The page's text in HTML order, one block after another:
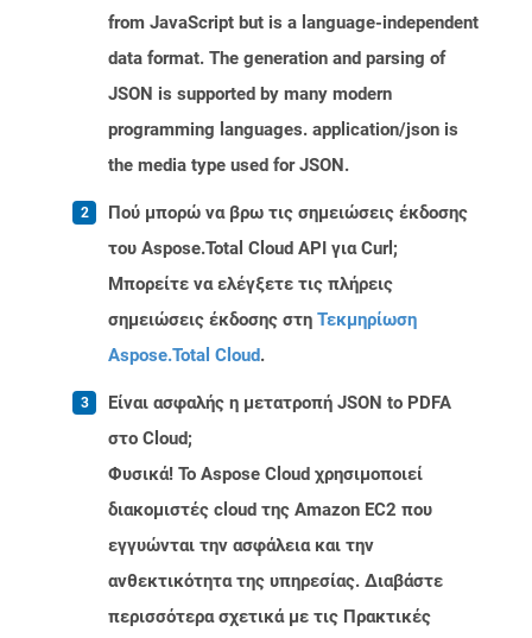
from JavaScript but is a language-independent
data format. The generation and parsing of
JSON is supported by many modern
programming languages. application/json is
the media type used for JSON.
Πού μπορώ να βρω τις σημειώσεις έκδοσης
του Aspose.Total Cloud API για Curl;
Μπορείτε να ελέγξετε τις πλήρεις
σημειώσεις έκδοσης στη Τεκμηρίωση
Aspose.Total Cloud.
Είναι ασφαλής η μετατροπή JSON to PDFA
στο Cloud;
Φυσικά! Το Aspose Cloud χρησιμοποιεί
διακομιστές cloud της Amazon EC2 που
εγγυώνται την ασφάλεια και την
ανθεκτικότητα της υπηρεσίας. Διαβάστε
περισσότερα σχετικά με τις Πρακτικές